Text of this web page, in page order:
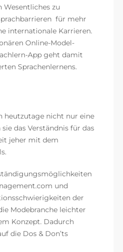
Wesentliches zu
für mehr
internationale Karrieren.
Online-Model-
App geht damit
Sprachenlernens.
heutzutage nicht nur eine
das Verständnis für das
jeher mit dem
und
der
Modebranche leichter
Konzept. Dadurch
die Dos & Don’ts